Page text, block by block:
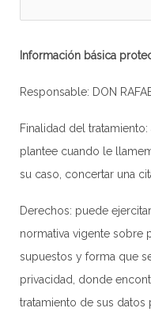
Información básica
Responsable: DON
Finalidad del
plantee cuando le
su caso, concertar una
Derechos: puede
normativa vigente sobre
supuestos y forma que
privacidad
, donde
tratamiento de sus datos